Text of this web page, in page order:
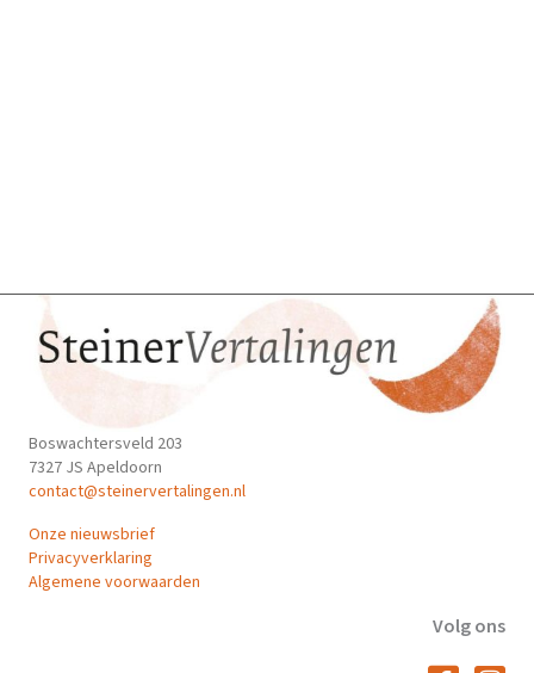
Boswachtersveld 203
7327 JS Apeldoorn
contact@steinervertalingen.nl
Onze nieuwsbrief
Privacyverklaring
Algemene voorwaarden
Volg ons